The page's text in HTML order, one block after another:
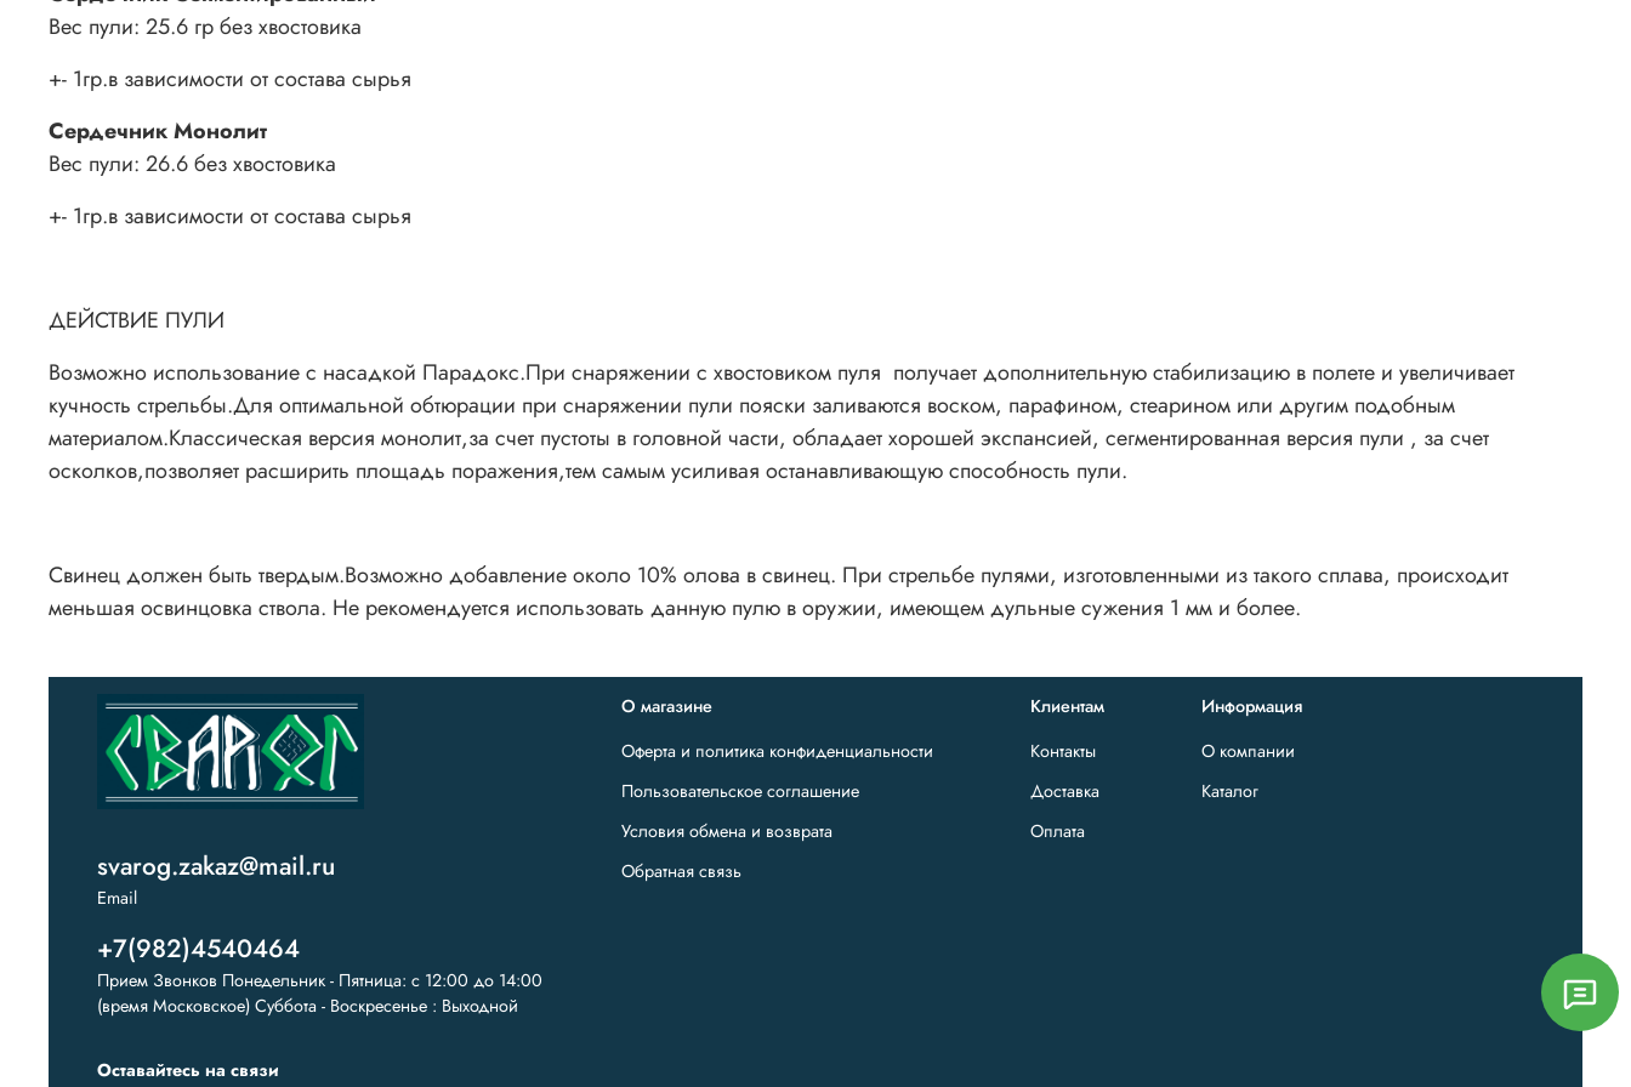
Вес пули: 25.6 гр без хвостовика
+- 1гр.в зависимости от состава сырья
Сердечник Монолит
Вес пули: 26.6 без хвостовика
+- 1гр.в зависимости от состава сырья
ДЕЙСТВИЕ ПУЛИ
Возможно использование с насадкой Парадокс.При снаряжении с хвостовиком пуля получает дополнительную стабилизацию в полете и увеличивает
кучность стрельбы.Для оптимальной обтюрации при снаряжении пули пояски заливаются воском, парафином, стеарином или другим подобным
материалом.Классическая версия монолит,за счет пустоты в головной части, обладает хорошей экспансией, сегментированная версия пули , за счет
осколков,позволяет расширить площадь поражения,тем самым усиливая останавливающую способность пули.
Свинец должен быть твердым.Возможно добавление около 10% олова в свинец. При стрельбе пулями, изготовленными из такого сплава, происходит
меньшая освинцовка ствола. Не рекомендуется использовать данную пулю в оружии, имеющем дульные сужения 1 мм и более.
О магазине
Оферта и политика конфиденциальности
Пользовательское соглашение
Условия обмена и возврата
Обратная связь
Клиентам
Контакты
Доставка
Оплата
Информация
О компании
Каталог
svarog.zakaz@mail.ru
Email
+7(982)4540464
Прием Звонков Понедельник - Пятница: с 12:00 до 14:00
(время Московское) Суббота - Воскресенье : Выходной
Оставайтесь на связи